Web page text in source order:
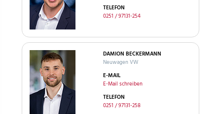
TELEFON
0251 / 97131-254
DAMION BECKERMANN
Neuwagen VW
E-MAIL
E-Mail schreiben
TELEFON
0251 / 97131-258